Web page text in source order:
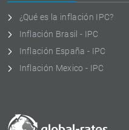
¿Qué es la inflación IPC?
Inflación Brasil - IPC
Inflación España - IPC
Inflación Mexico - IPC